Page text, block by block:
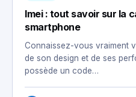
Imei : tout savoir sur la
smartphone
Connaissez-vous vraiment
de son design et de ses
possède un code…